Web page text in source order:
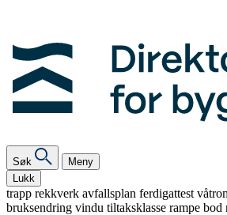
Søk
Meny
Lukk
trapp rekkverk avfallsplan ferdigattest
bruksendring vindu tiltaksklasse rampe bod